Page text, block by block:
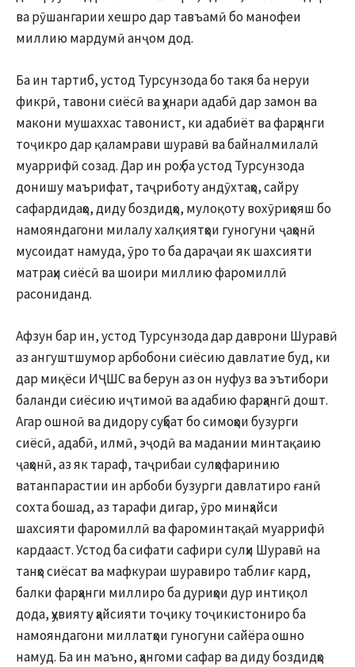
ва рӯшангарии хешро дар тавъамӣ бо манофеи
миллию мардумӣ анҷом дод.
Ба ин тартиб, устод Турсунзода бо такя ба неруи
фикрӣ, тавони сиёсӣ ва ҳунари адабӣ дар замон ва
макони мушаххас тавонист, ки адабиёт ва фарҳанги
тоҷикро дар қаламрави шуравӣ ва байналмилалӣ
муаррифӣ созад. Дар ин роҳ ба устод Турсунзода
донишу маърифат, таҷриботу андӯхтаҳо, сайру
сафардидаҳо, диду боздидҳо, мулоқоту вохӯриҳояш бо
намояндагони милалу халқиятҳои гуногуни ҷаҳонӣ
мусоидат намуда, ӯро то ба дараҷаи як шахсияти
матраҳи сиёсӣ ва шоири миллию фаромиллӣ
расониданд.
Афзун бар ин, устод Турсунзода дар даврони Шуравӣ
аз ангуштшумор арбобони сиёсию давлатие буд, ки
дар миқёси ИҶШС ва берун аз он нуфуз ва эътибори
баланди сиёсию иҷтимоӣ ва адабию фарҳангӣ дошт.
Агар ошноӣ ва дидору суҳбат бо симоҳои бузурги
сиёсӣ, адабӣ, илмӣ, эҷодӣ ва мадании минтақаию
ҷаҳонӣ, аз як тараф, таҷрибаи сулҳофаринию
ватанпарастии ин арбоби бузурги давлатиро ғанӣ
сохта бошад, аз тарафи дигар, ӯро минҳайси
шахсияти фаромиллӣ ва фароминтақаӣ муаррифӣ
кардааст. Устод ба сифати сафири сулҳи Шуравӣ на
танҳо сиёсат ва мафкураи шуравиро таблиғ кард,
балки фарҳанги миллиро ба дуриҳои дур интиқол
дода, ҳувияту ҳайсияти тоҷику тоҷикистониро ба
намояндагони миллатҳои гуногуни сайёра ошно
намуд. Ба ин маъно, ҳангоми сафар ва диду боздидҳо